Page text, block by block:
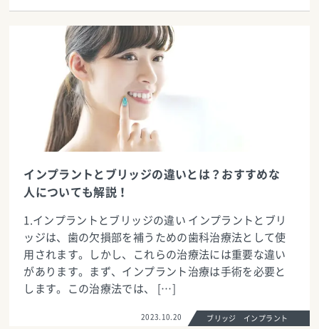
インプラントとブリッジの違いとは？おすすめな
人についても解説！
1.インプラントとブリッジの違い インプラントとブリ
ッジは、歯の欠損部を補うための歯科治療法として使
用されます。しかし、これらの治療法には重要な違い
があります。まず、インプラント治療は手術を必要と
します。この治療法では、 […]
2023.10.20 ブリッジ インプラント